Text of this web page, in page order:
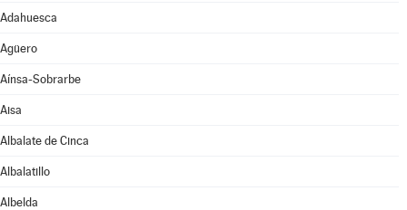
Adahuesca
Agüero
Aínsa-Sobrarbe
Aisa
Albalate de Cinca
Albalatillo
Albelda